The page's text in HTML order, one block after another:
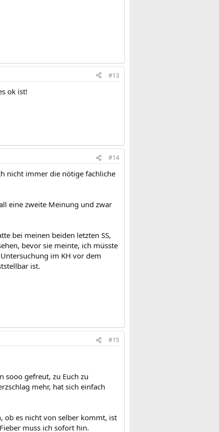
#13
ok ist!
#14
nicht immer die nötige fachliche
eine zweite Meinung und zwar
bei meinen beiden letzten SS,
bevor sie meinte, ich müsste
im KH vor dem
ist.
#15
sooo gefreut, zu Euch zu
mehr, hat sich einfach
ob es nicht von selber kommt, ist
muss ich sofort hin.